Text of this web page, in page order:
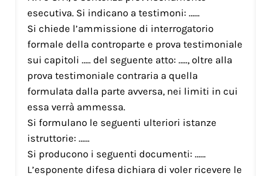
esecutiva. Si indicano a testimoni: ……
Si chiede l’ammissione di interrogatorio
formale della controparte e prova testimoniale
sui capitoli ….. del seguente atto: ….., oltre alla
prova testimoniale contraria a quella
formulata dalla parte avversa, nei limiti in cui
essa verrà ammessa.
Si formulano le seguenti ulteriori istanze
istruttorie: ……
Si producono i seguenti documenti: ……
L’esponente difesa dichiara di voler ricevere le